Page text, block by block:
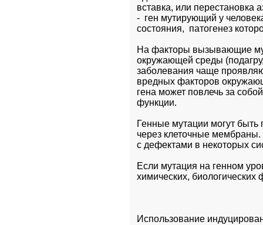
вставка, или перестановка
-  ген мутирующий у
состояния,  патогенез
На факторы вызывающие
окружающей среды
заболевания чаще
вредных факторов
гена может повлечь за
функции.
Генные мутации могут
через клеточные
с дефектами в некоторых
Если мутация на генном
химических, биологических
Использование